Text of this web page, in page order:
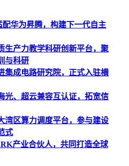
华为昇腾，构建下一代自主
生产力教学科研创新平台，聚
与科研
集成电路研究院，正式入驻横
光、超云兼容互认证，拓宽信
湾区算力调度平台，参与建设
式
产业合伙人，共同打造全球